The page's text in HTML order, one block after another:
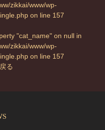
zikkai/www/wp-
on line 157
"cat_name" on null in
zikkai/www/wp-
on line 157
る